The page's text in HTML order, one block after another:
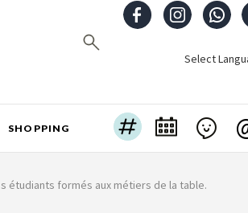
Select
SHOPPING
étudiants formés aux métiers de la table.